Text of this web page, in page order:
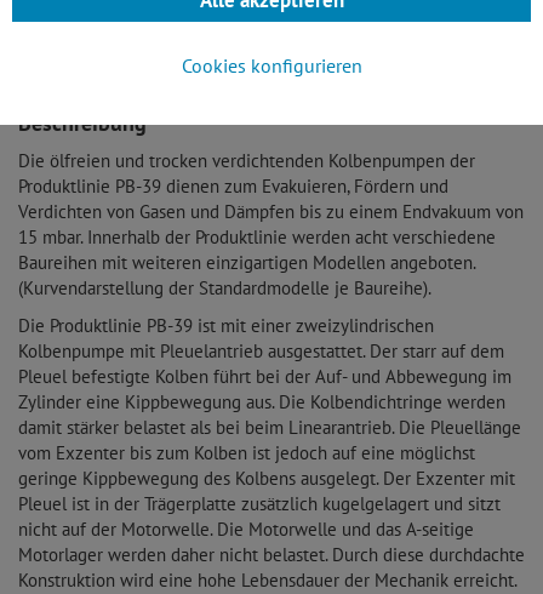
Beschreibung
Die ölfreien und trocken verdichtenden Kolbenpumpen der
Produktlinie PB-39 dienen zum Evakuieren, Fördern und
Verdichten von Gasen und Dämpfen bis zu einem Endvakuum von
15 mbar. Innerhalb der Produktlinie werden acht verschiedene
Baureihen mit weiteren einzigartigen Modellen angeboten.
(Kurvendarstellung der Standardmodelle je Baureihe).
Die Produktlinie PB-39 ist mit einer zweizylindrischen
Kolbenpumpe mit Pleuelantrieb ausgestattet. Der starr auf dem
Pleuel befestigte Kolben führt bei der Auf- und Abbewegung im
Zylinder eine Kippbewegung aus. Die Kolbendichtringe werden
damit stärker belastet als bei beim Linearantrieb. Die Pleuellänge
vom Exzenter bis zum Kolben ist jedoch auf eine möglichst
geringe Kippbewegung des Kolbens ausgelegt. Der Exzenter mit
Pleuel ist in der Trägerplatte zusätzlich kugelgelagert und sitzt
nicht auf der Motorwelle. Die Motorwelle und das A-seitige
Motorlager werden daher nicht belastet. Durch diese durchdachte
Konstruktion wird eine hohe Lebensdauer der Mechanik erreicht.
Cookies konfigurieren